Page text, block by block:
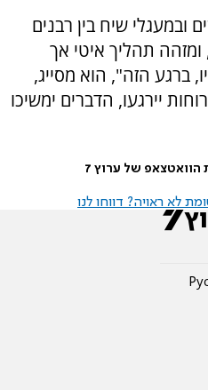
שיח בין רבנים
ומזהה תהליך איטי אך
ברגע הזה", הוא מסייג,
יירגעו, הדברים ימשיכו
של ערוץ 7
לא ראויה? דווחו לנו